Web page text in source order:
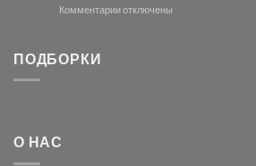
модификации
и
Комментариикотключены
ПОДБОРКИ
О НАС